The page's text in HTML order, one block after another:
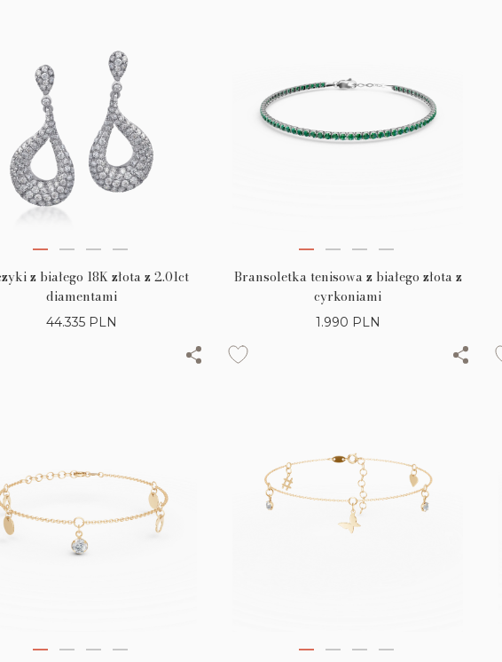
z białego 18K złota z 2.01ct
diamentami
44.335 PLN
Bransoletka tenisowa z białego złota z
cyrkoniami
1.990 PLN